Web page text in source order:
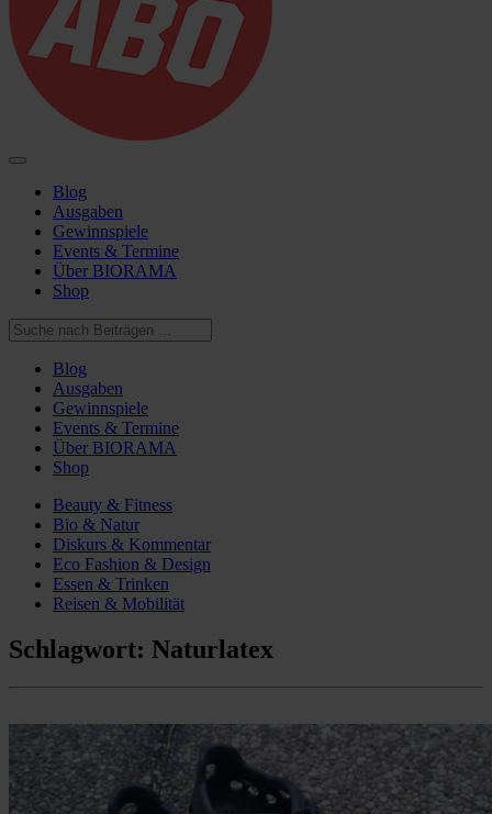
Blog
Ausgaben
Gewinnspiele
Events & Termine
Über BIORAMA
Shop
Blog
Ausgaben
Gewinnspiele
Events & Termine
Über BIORAMA
Shop
Beauty & Fitness
Bio & Natur
Diskurs & Kommentar
Eco Fashion & Design
Essen & Trinken
Reisen & Mobilität
Schlagwort: Naturlatex